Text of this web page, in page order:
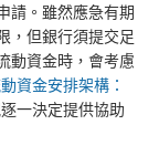
請。雖然應急有期
，但銀行須提交足
動資金時，會考慮
資金安排架構：
一決定提供協助